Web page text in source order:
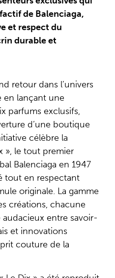
de Balenciaga,
et respect du
durable et
retour dans l’univers
en lançant une
parfums exclusifs,
d’une boutique
célèbre la
», le tout premier
Balenciaga en 1947
tout en respectant
originale. La gamme
créations, chacune
entre savoir-
et innovations
couture de la